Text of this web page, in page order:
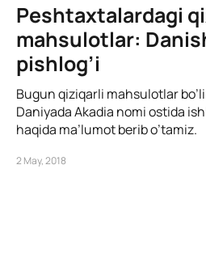
Peshtaxtalardagi
mahsulotlar:
pishlog’i
Bugun qiziqarli mahsulotlar
Daniyada Akadia nomi ostida
haqida ma’lumot berib o’tamiz.
2 May, 2018